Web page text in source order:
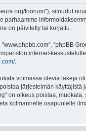
foorumi"), sitoudut
on päivitetty tai korjattu.
"phpBB
internet-
.
voimassa olevia lakeja
järjestelmän
on oikeus poistaa,
kolmannelle osapuolelle